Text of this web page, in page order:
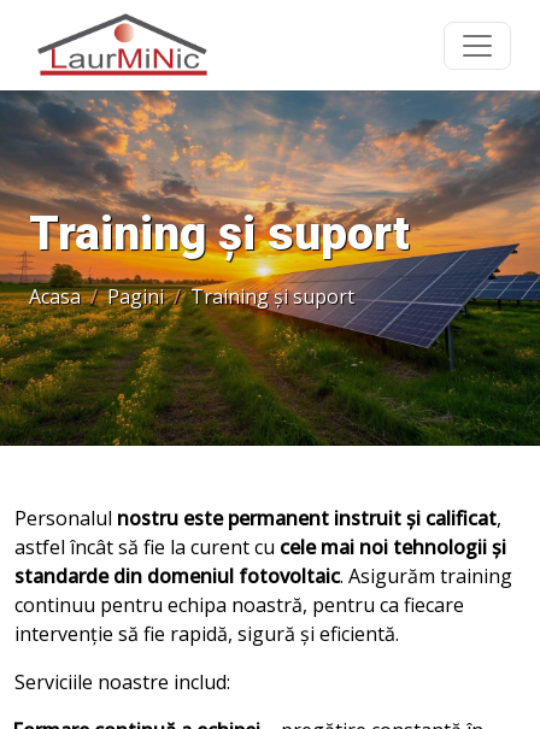
Training și suport
Acasa Pagini Training și suport
Personalul nostru este permanent instruit și calificat,
astfel încât să fie la curent cu cele mai noi tehnologii și
standarde din domeniul fotovoltaic. Asigurăm training
continuu pentru echipa noastră, pentru ca fiecare
intervenție să fie rapidă, sigură și eficientă.
Serviciile noastre includ: